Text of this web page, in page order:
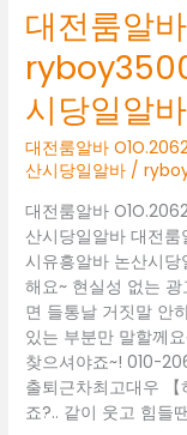
대전룸알
시당일알바
대전룸알바
산시당일알바 /
대전룸알바
산시당일알바 대전
시유흥알바 논산시당
해요~ 현실성 없는
면 들통날 거짓말 안
있는 부분만 말할께
찾으셔야죠~! 010-
출퇴근차최고대우
죠?.. 같이 웃고 힘들
바
O1O.2062.3474
k
톡
ryboy3500
논
산
유
흥
알
바
논
산
시
당
일